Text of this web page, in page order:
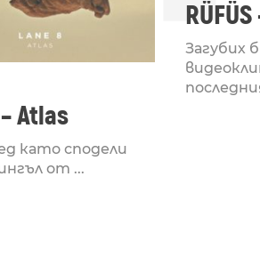
Atlas
като сподели
от ...
Загубих